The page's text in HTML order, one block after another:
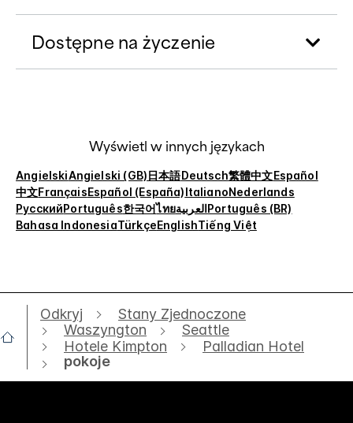
Dostępne na życzenie
Wyświetl w innych językach
AngielskiAngielski (GB)日本語Deutsch繁體中文Español
中文FrançaisEspañol (España)ItalianoNederlands
РусскийPortuguês한국어ไทยالعربيةPortuguês (BR)
Bahasa IndonesiaTürkçeEnglishTiếng Việt
Odkryj
Stany Zjednoczone
Waszyngton
Seattle
Hotele Kimpton
Palladian Hotel
pokoje